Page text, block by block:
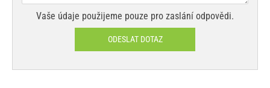
Vaše údaje použijeme pouze pro zaslání odpovědi.
ODESLAT DOTAZ